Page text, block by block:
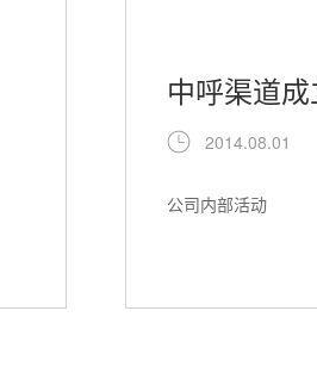
中呼渠道
2014.08.01
公司内部活动